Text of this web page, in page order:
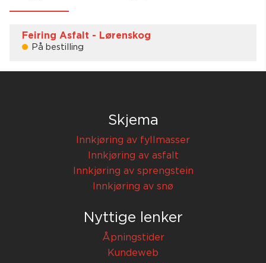
Feiring Asfalt - Lørenskog
På bestilling
05:00 - 17:00
Produksjon av asfalt for henting på silo på kveld og
natt må bestilles samme dag innen kl 15.30 og 11.30
Skjema
Innkjøring av fyllmasser
Innkjøring av asfalt
Innkjøring av sprengstein
Innkjøring av snø
Nyttige lenker
Åpningstider
Kundeweb